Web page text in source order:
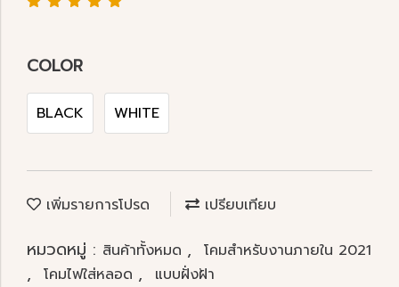
COLOR
BLACK WHITE
เพิ่มรายการโปรด เปรียบเทียบ
หมวดหมู่ : สินค้าทั้งหมด , โคมสำหรับงานภายใน 2021
, โคมไฟใส่หลอด , แบบฝั่งฝ้า